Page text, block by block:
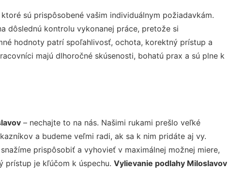
sú prispôsobené vašim individuálnym požiadavkám.
dôslednú kontrolu vykonanej práce, pretože si
hodnoty patrí spoľahlivosť, ochota, korektný prístup a
majú dlhoročné skúsenosti, bohatú prax a sú plne k
– nechajte to na nás. Našimi rukami prešlo veľké
a budeme veľmi radi, ak sa k nim pridáte aj vy.
prispôsobiť a vyhovieť v maximálnej možnej miere,
prístup je kľúčom k úspechu. Vylievanie podlahy Miloslavov